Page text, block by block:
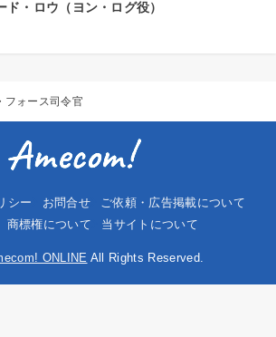
ド・ロウ（ヨン・ログ役）
フォース司令官
シー お問合せ
ご依頼・広告掲載について
商標権について
当サイトについて
ONLINE All Rights Reserved.